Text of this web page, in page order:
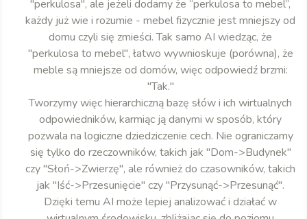
"perkulosa", ale jeżeli dodamy że “perkulosa to mebel”,
każdy już wie i rozumie - mebel fizycznie jest mniejszy od
domu czyli się zmieści. Tak samo AI wiedząc, że
"perkulosa to mebel", łatwo wywnioskuje (porówna), że
meble są mniejsze od domów, więc odpowiedź brzmi:
"Tak."
Tworzymy więc hierarchiczną bazę słów i ich wirtualnych
odpowiedników, karmiąc ją danymi w sposób, który
pozwala na logiczne dziedziczenie cech. Nie ograniczamy
się tylko do rzeczowników, takich jak "Dom->Budynek"
czy "Słoń->Zwierzę", ale również do czasowników, takich
jak "Iść->Przesunięcie" czy "Przysunąć->Przesunąć".
Dzięki temu AI może lepiej analizować i działać w